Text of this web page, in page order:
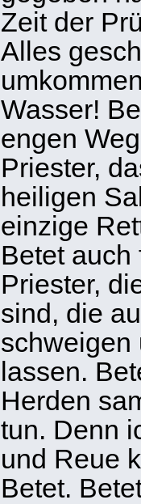
Zeit der
Alles
Wasser!
engen
Priester,
heiligen
einzige
Betet auch
Priester,
sind, die
schweigen
lassen.
Herden
tun. Denn
und Reue
Betet.